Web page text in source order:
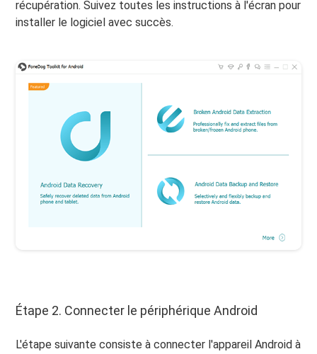
récupération. Suivez toutes les instructions à l'écran pour
installer le logiciel avec succès.
Étape 2. Connecter le périphérique Android
L'étape suivante consiste à connecter l'appareil Android à